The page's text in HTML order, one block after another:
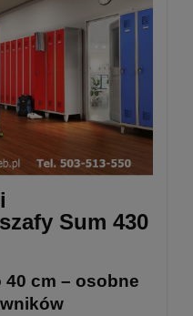
Sum 430
cm – osobne